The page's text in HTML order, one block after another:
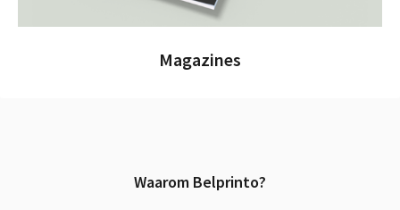
Magazines
Waarom Belprinto?